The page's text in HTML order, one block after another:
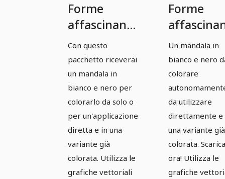
Forme
affascinanti:
modelli di
Mandala
basati su
vettori -
Versione 05
Con questo
pacchetto riceverai
un mandala in
bianco e nero per
colorarlo da solo o
per un'applicazione
diretta e in una
variante già
colorata. Utilizza le
grafiche vettoriali
Forme
modelli
mandala
basati su
vettori -
Versione
Un mandala in
bianco e nero
colorare
da utilizzare
direttamente e
una variante già
colorata. Scarica
ora! Utilizza le
grafiche